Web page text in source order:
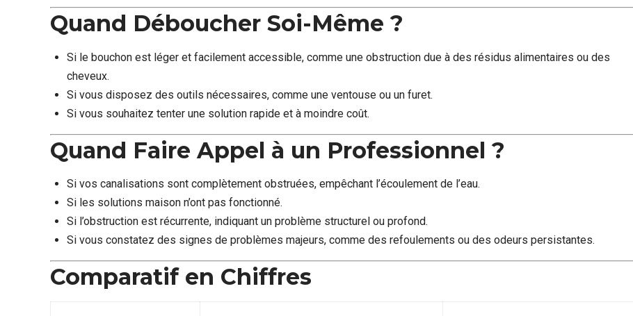
Quand Déboucher Soi-Même ?
Si le bouchon est léger et facilement accessible, comme une obstruction due à des résidus alimentaires ou des
cheveux.
Si vous disposez des outils nécessaires, comme une ventouse ou un furet.
Si vous souhaitez tenter une solution rapide et à moindre coût.
Quand Faire Appel à un Professionnel ?
Si vos canalisations sont complètement obstruées, empêchant l’écoulement de l’eau.
Si les solutions maison n’ont pas fonctionné.
Si l’obstruction est récurrente, indiquant un problème structurel ou profond.
Si vous constatez des signes de problèmes majeurs, comme des refoulements ou des odeurs persistantes.
Comparatif en Chiffres